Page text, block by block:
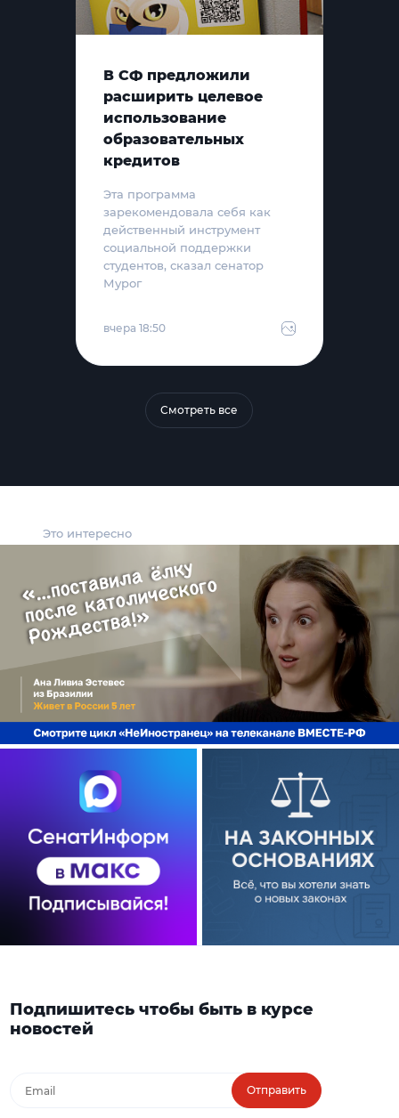
Это интересно
В СФ предложили
расширить целевое
использование
образовательных
кредитов
Эта программа
зарекомендовала себя как
действенный инструмент
социальной поддержки
студентов, сказал сенатор
Мурог
вчера 18:50
Смотреть все
Подпишитесь чтобы быть в курсе
новостей
Отправить